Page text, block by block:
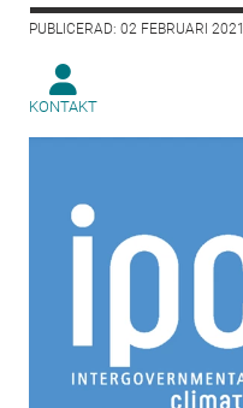
PUBLICERAD: 02 FEBRUARI 2021
KONTAKT